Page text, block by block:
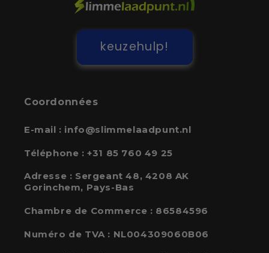
keuzehulp!
Coordonnées
E-mail : info@slimmelaadpunt.nl
Téléphone : +31 85 760 49 25
Adresse : Sergeant 48, 4208 AK
Gorinchem, Pays-Bas
Chambre de Commerce : 86584596
Numéro de TVA : NL004309060B06